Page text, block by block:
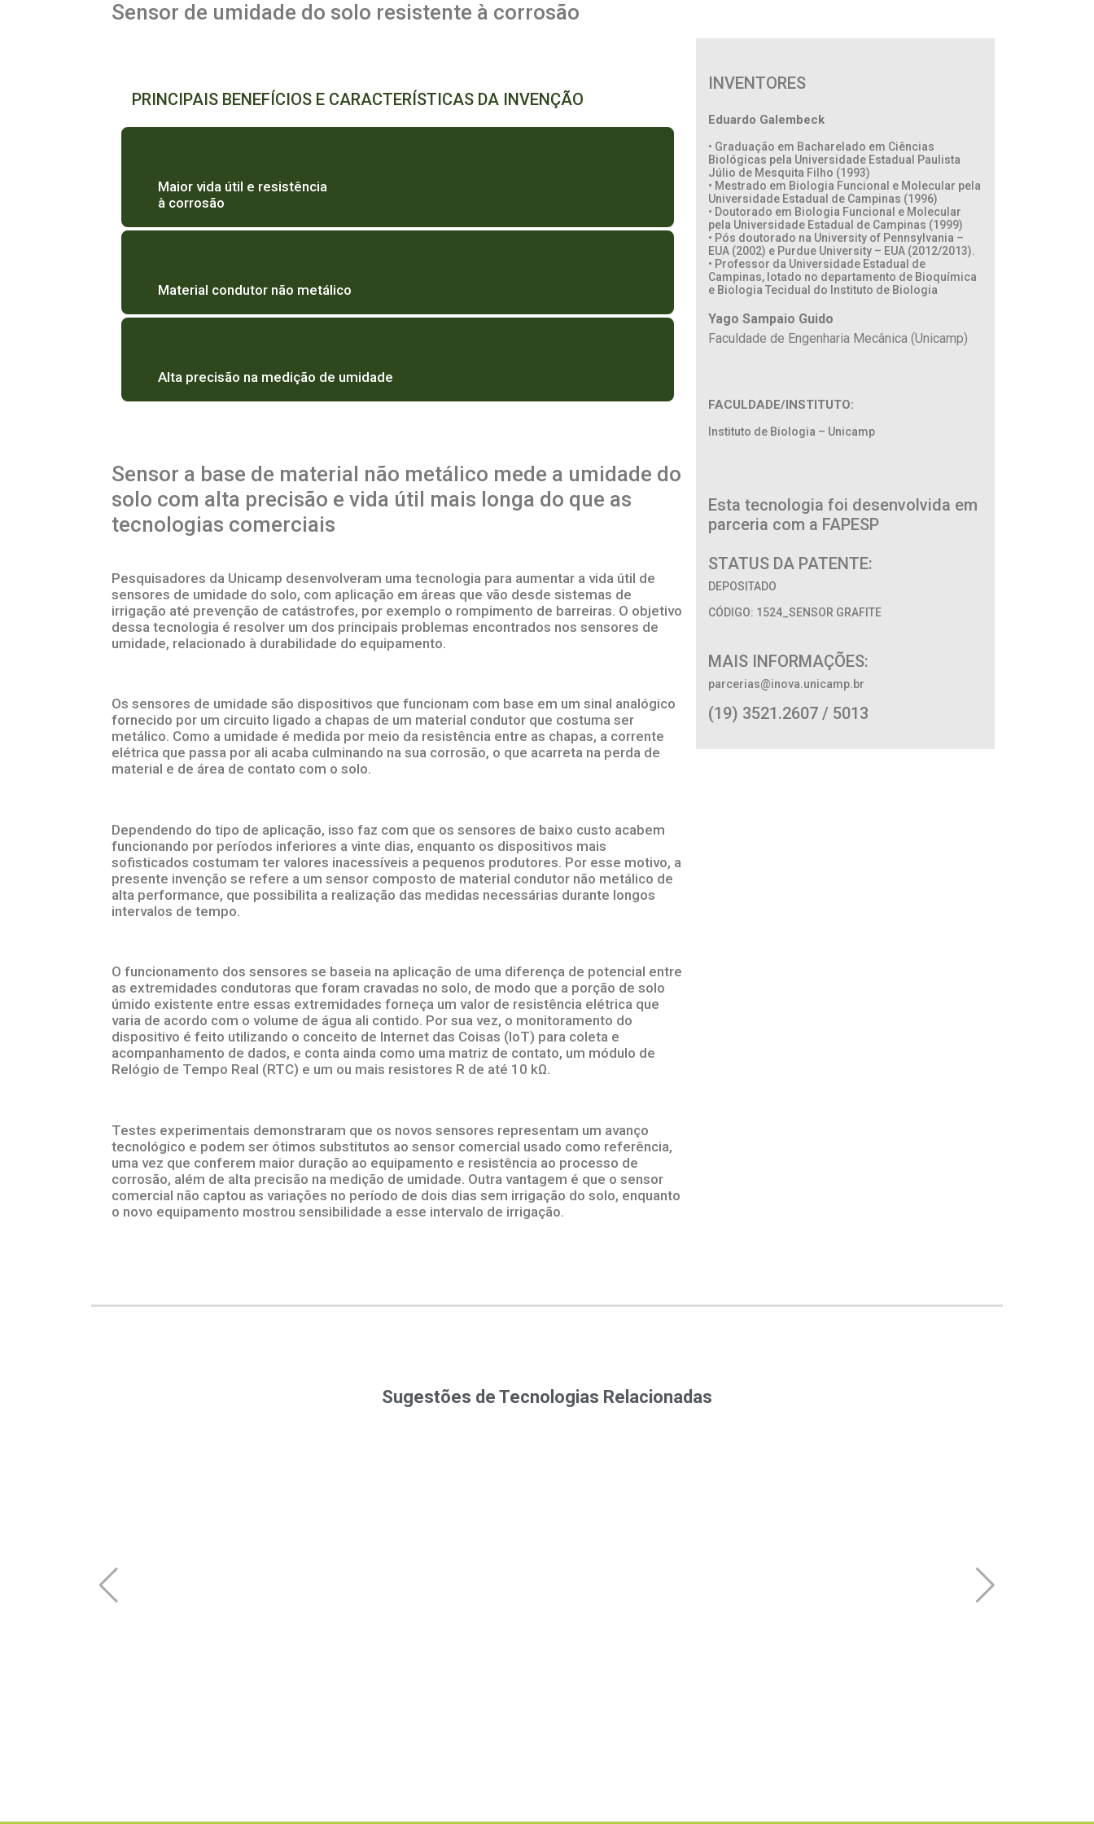
Sensor de umidade do solo resistente à corrosão
PRINCIPAIS BENEFÍCIOS E CARACTERÍSTICAS DA INVENÇÃO
Maior vida útil e resistência
à corrosão
Material condutor não metálico
Alta precisão na medição de umidade
Sensor a base de material não metálico mede a umidade do
solo com alta precisão e vida útil mais longa do que as
tecnologias comerciais
Pesquisadores da Unicamp desenvolveram uma tecnologia para aumentar a vida útil de
sensores de umidade do solo, com aplicação em áreas que vão desde sistemas de
irrigação até prevenção de catástrofes, por exemplo o rompimento de barreiras. O objetivo
dessa tecnologia é resolver um dos principais problemas encontrados nos sensores de
umidade, relacionado à durabilidade do equipamento.
Os sensores de umidade são dispositivos que funcionam com base em um sinal analógico
fornecido por um circuito ligado a chapas de um material condutor que costuma ser
metálico. Como a umidade é medida por meio da resistência entre as chapas, a corrente
elétrica que passa por ali acaba culminando na sua corrosão, o que acarreta na perda de
material e de área de contato com o solo.
Dependendo do tipo de aplicação, isso faz com que os sensores de baixo custo acabem
funcionando por períodos inferiores a vinte dias, enquanto os dispositivos mais
sofisticados costumam ter valores inacessíveis a pequenos produtores. Por esse motivo, a
presente invenção se refere a um sensor composto de material condutor não metálico de
alta performance, que possibilita a realização das medidas necessárias durante longos
intervalos de tempo.
O funcionamento dos sensores se baseia na aplicação de uma diferença de potencial entre
as extremidades condutoras que foram cravadas no solo, de modo que a porção de solo
úmido existente entre essas extremidades forneça um valor de resistência elétrica que
varia de acordo com o volume de água ali contido. Por sua vez, o monitoramento do
dispositivo é feito utilizando o conceito de Internet das Coisas (IoT) para coleta e
acompanhamento de dados, e conta ainda como uma matriz de contato, um módulo de
Relógio de Tempo Real (RTC) e um ou mais resistores R de até 10 kΩ.
Testes experimentais demonstraram que os novos sensores representam um avanço
tecnológico e podem ser ótimos substitutos ao sensor comercial usado como referência,
uma vez que conferem maior duração ao equipamento e resistência ao processo de
corrosão, além de alta precisão na medição de umidade. Outra vantagem é que o sensor
comercial não captou as variações no período de dois dias sem irrigação do solo, enquanto
o novo equipamento mostrou sensibilidade a esse intervalo de irrigação.
INVENTORES
Eduardo Galembeck
• Graduação em Bacharelado em Ciências
Biológicas pela Universidade Estadual Paulista
Júlio de Mesquita Filho (1993)
• Mestrado em Biologia Funcional e Molecular pela
Universidade Estadual de Campinas (1996)
• Doutorado em Biologia Funcional e Molecular
pela Universidade Estadual de Campinas (1999)
• Pós doutorado na University of Pennsylvania –
EUA (2002) e Purdue University – EUA (2012/2013).
• Professor da Universidade Estadual de
Campinas, lotado no departamento de Bioquímica
e Biologia Tecidual do Instituto de Biologia
Yago Sampaio Guido
Faculdade de Engenharia Mecânica (Unicamp)
FACULDADE/INSTITUTO:
Instituto de Biologia – Unicamp
Esta tecnologia foi desenvolvida em
parceria com a FAPESP
STATUS DA PATENTE:
DEPOSITADO
CÓDIGO: 1524_SENSOR GRAFITE
MAIS INFORMAÇÕES:
parcerias@inova.unicamp.br
(19) 3521.2607 / 5013
Sugestões de Tecnologias Relacionadas